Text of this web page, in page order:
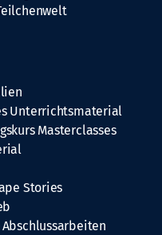
Unterrichtsmaterial
Masterclasses
Stories